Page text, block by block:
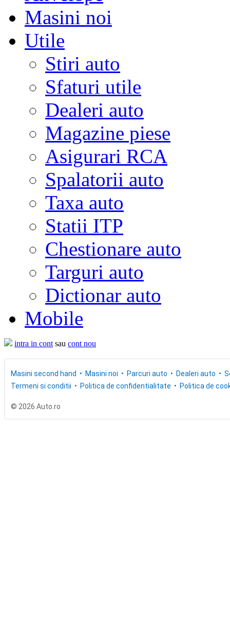
Masini noi
Utile
Stiri auto
Sfaturi utile
Dealeri auto
Magazine piese
Asigurari RCA
Spalatorii auto
Taxa auto
Statii ITP
Chestionare auto
Targuri auto
Dictionar auto
Mobile
intra in cont sau cont nou
Masini second hand Masini noi Parcuri auto Dealeri auto
Termeni si conditii
Politica de confidentialitate Politica de
© 2026 Auto.ro